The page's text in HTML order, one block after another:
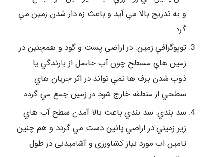
و به تدريج بالا مي آيد و باعث زه دار شدن زمين مي
گرد.
توپوگرافي زمين: در اراضي پست و گود و همچنين در
زمين هاي مسطح چون آب حاصل از بارندگي يا
ذوب شدن برف ها نمي تواند در اثر جريان هاي
سطحي از منطقه خارج شود در زمين جمع مي گردد.
سد بندي: سد بندي باعث بالا آمدن سطح آب هاي
زير زميني در اراضي پائين دست مي گردد و هم چنین
تامین اب مورد نیاز کشاورزی و آشامیدنی در طول